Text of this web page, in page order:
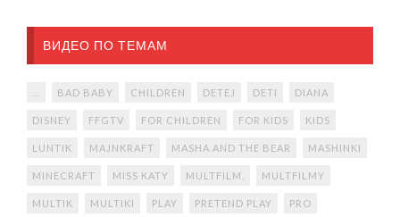
ВИДЕО ПО ТЕМАМ
BAD BABY CHILDREN DETEJ DETI DIANA
DISNEY FFGTV FOR CHILDREN FOR KIDS KIDS
LUNTIK MAJNKRAFT MASHA AND THE BEAR MASHINKI
MINECRAFT MISS KATY MULTFILM. MULTFILMY
MULTIK MULTIKI PLAY PRETEND PLAY PRO